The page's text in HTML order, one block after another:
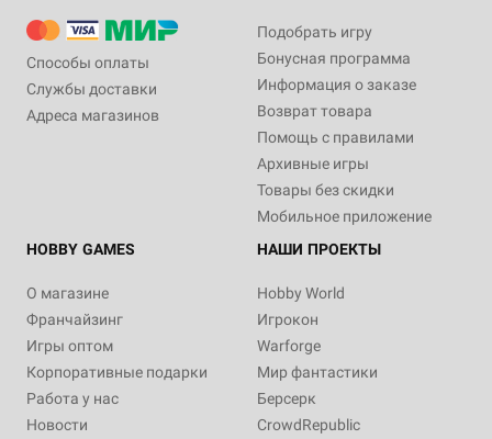
Способы оплаты
Службы доставки
Адреса магазинов
Подобрать игру
Бонусная программа
Информация о заказе
Возврат товара
Помощь с правилами
Архивные игры
Товары без скидки
Мобильное приложение
HOBBY GAMES
О магазине
Франчайзинг
Игры оптом
Корпоративные подарки
Работа у нас
Новости
НАШИ ПРОЕКТЫ
Hobby World
Игрокон
Warforge
Мир фантастики
Берсерк
CrowdRepublic